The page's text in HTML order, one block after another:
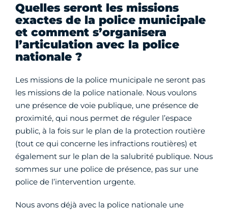
Quelles seront les missions
exactes de la police municipale
et comment s’organisera
l’articulation avec la police
nationale ?
Les missions de la police municipale ne seront pas
les missions de la police nationale. Nous voulons
une présence de voie publique, une présence de
proximité, qui nous permet de réguler l’espace
public, à la fois sur le plan de la protection routière
(tout ce qui concerne les infractions routières) et
également sur le plan de la salubrité publique. Nous
sommes sur une police de présence, pas sur une
police de l’intervention urgente.
Nous avons déjà avec la police nationale une